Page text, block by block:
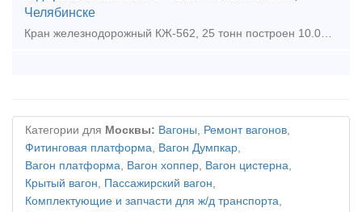
Челябинске
Кран железнодорожный КЖ-562, 25 тонн построен 10.08.2010 года наработка всего 3300 мото-часов, состояние идеальное, все узлы и агрегаты в идеальном состоянии, вся техническая документация в полном ком
Категории для Москвы: Вагоны, Ремонт вагонов,
Фитинговая платформа, Вагон Думпкар,
Вагон платформа, Вагон хоппер, Вагон цистерна,
Крытый вагон, Пассажирский вагон,
Комплектующие и запчасти для ж/д транспорта,